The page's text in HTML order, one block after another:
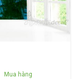
Mua hàng